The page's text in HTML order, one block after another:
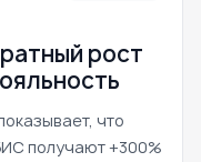
рост
что
получают +300%